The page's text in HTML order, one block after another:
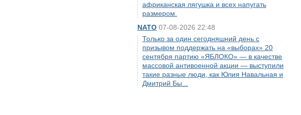
африканская лягушка и всех напугать
размером.
NATO 07-08-2026 22:48
Только за один сегодняшний день с
призывом поддержать на «выборах» 20
сентября партию «ЯБЛОКО» — в качестве
массовой антивоенной акции — выступили
такие разные люди, как Юлия Навальная и
Дмитрий Бы...